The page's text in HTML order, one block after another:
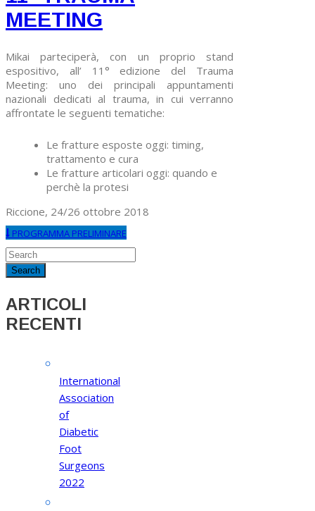
MEETING
Mikai parteciperà, con un proprio stand
espositivo, all’ 11° edizione del Trauma
Meeting: uno dei principali appuntamenti
nazionali dedicati al trauma, in cui verranno
affrontate le seguenti tematiche:
Le fratture esposte oggi: timing,
trattamento e cura
Le fratture articolari oggi: quando e
perchè la protesi
Riccione, 24/26 ottobre 2018
PROGRAMMA PRELIMINARE
ARTICOLI
RECENTI
International
Association
of
Diabetic
Foot
Surgeons
2022